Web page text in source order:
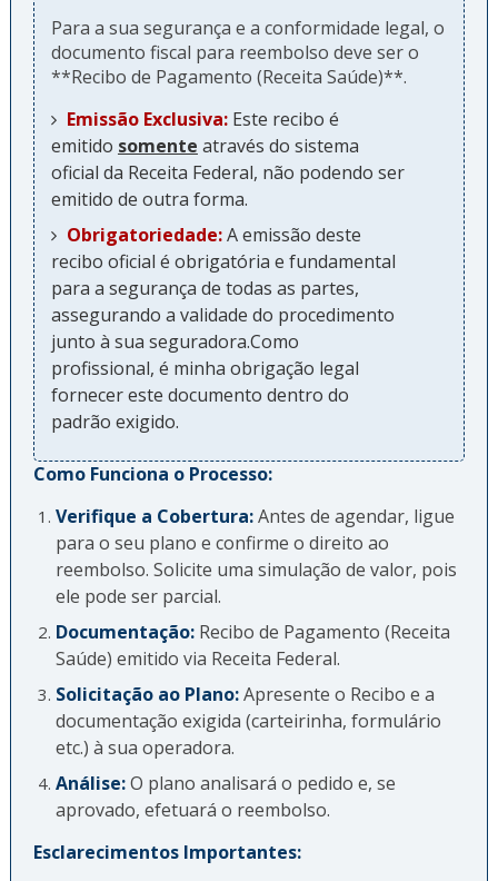
Para a sua segurança e a conformidade legal, o
documento fiscal para reembolso deve ser o
**Recibo de Pagamento (Receita Saúde)**.
Emissão Exclusiva:Este recibo é
emitido somente através do sistema
oficial da Receita Federal, não podendo ser
emitido de outra forma.
Obrigatoriedade:A emissão deste
recibo oficial é obrigatória e fundamental
para a segurança de todas as partes,
assegurando a validade do procedimento
junto à sua seguradora.Como
profissional, é minha obrigação legal
fornecer este documento dentro do
padrão exigido.
Como Funciona o Processo:
Verifique a Cobertura:Antes de agendar, ligue
para o seu plano e confirme o direito ao
reembolso. Solicite uma simulação de valor, pois
ele pode ser parcial.
Documentação:Recibo de Pagamento (Receita
Saúde) emitido via Receita Federal.
Solicitação ao Plano:Apresente o Recibo e a
documentação exigida (carteirinha, formulário
etc.) à sua operadora.
Análise:O plano analisará o pedido e, se
aprovado, efetuará o reembolso.
Esclarecimentos Importantes: